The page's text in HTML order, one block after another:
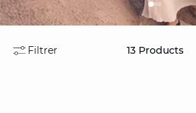
Filtrer 13 Products